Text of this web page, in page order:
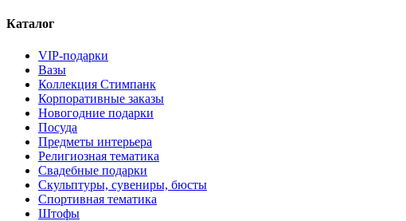
Каталог
VIP-подарки
Вазы
Коллекция Стимпанк
Корпоративные заказы
Новогодние подарки
Посуда
Предметы интерьера
Религиозная тематика
Свадебные подарки
Скульптуры, сувениры, бюсты
Спортивная тематика
Штофы